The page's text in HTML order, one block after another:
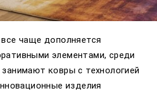
чаще дополняется
элементами, среди
ковры с технологией
изделия